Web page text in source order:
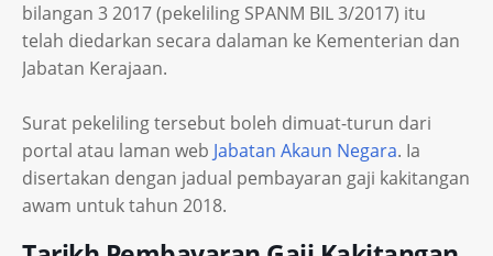
bilangan 3 2017 (pekeliling SPANM BIL 3/2017) itu
telah diedarkan secara dalaman ke Kementerian dan
Jabatan Kerajaan.
Surat pekeliling tersebut boleh dimuat-turun dari
portal atau laman web Jabatan Akaun Negara. Ia
disertakan dengan jadual pembayaran gaji kakitangan
awam untuk tahun 2018.